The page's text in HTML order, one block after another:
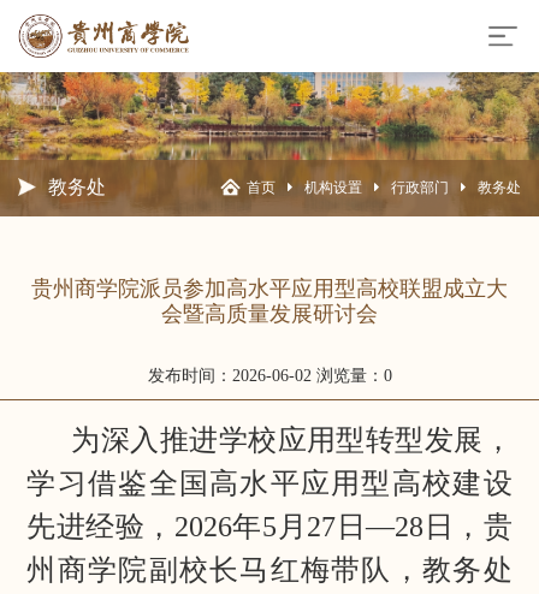
教务处 首页 机构设置 行政部门 教务处
贵州商学院派员参加高水平应用型高校联盟成立大
会暨高质量发展研讨会
发布时间：2026-06-02 浏览量：0
为深入推进学校应用型转型发展，
学习借鉴全国高水平应用型高校建设
先进经验，2026年5月27日—28日，贵
州商学院副校长马红梅带队，教务处